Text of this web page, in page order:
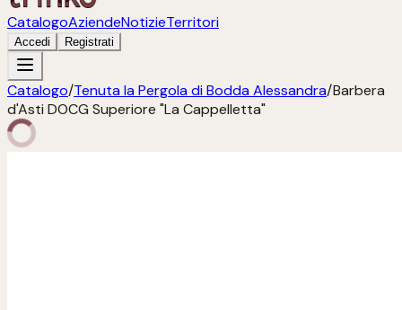
CatalogoAziendeNotizieTerritori
Accedi Registrati
Catalogo/Tenuta la Pergola di Bodda Alessandra/Barbera
d'Asti DOCG Superiore "La Cappelletta"